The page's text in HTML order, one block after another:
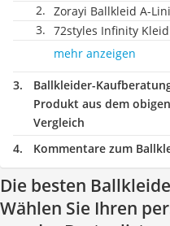
Zorayi Ballkleid A-
72styles Infinity Kleid
mehr anzeigen
Ballkleider-
Produkt aus dem
Vergleich
Kommentare zum
Die besten
Wählen Sie Ihren